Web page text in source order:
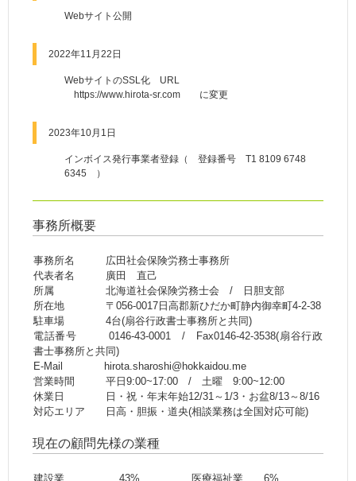
Webサイト公開
2022年11月22日
WebサイトのSSL化 URL
https://www.hirota-sr.com に変更
2023年10月1日
インボイス発行事業者登録（ 登録番号 T1 8109 6748
6345 ）
事務所概要
事務所名 広田社会保険労務士事務所
代表者名 廣田 直己
所属 北海道社会保険労務士会 / 日胆支部
所在地 〒056-0017日高郡新ひだか町静内御幸町4-2-38
駐車場 4台(扇谷行政書士事務所と共同)
電話番号 0146-43-0001 / Fax0146-42-3538(扇谷行政
書士事務所と共同)
E-Mail hirota.sharoshi@hokkaidou.me
営業時間 平日9:00~17:00 / 土曜 9:00~12:00
休業日 日・祝・年末年始12/31～1/3・お盆8/13～8/16
対応エリア 日高・胆振・道央(相談業務は全国対応可能)
現在の顧問先様の業種
建設業 43% 医療福祉業 6%